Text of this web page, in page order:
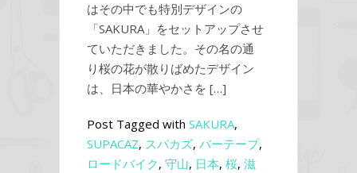
はその中でも特別デザインの
「SAKURA」をセットアップさせ
ていただきました。その名の通
り桜の花が散りばめたデザイン
は、日本の華やかさを […]
Post Tagged with SAKURA,
SUPACAZ, スパカズ, バーテープ,
ロードバイク, 守山, 日本, 桜, 滋